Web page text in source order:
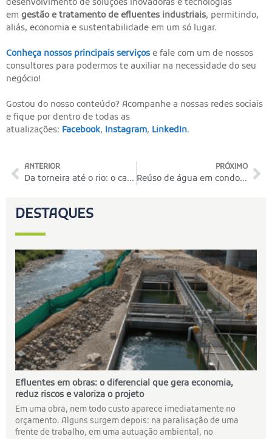
DESTAQUES
Efluentes em obras: o diferencial que gera economia,
reduz riscos e valoriza o projeto
Em uma obra, nem todo custo aparece imediatamente no
orçamento. Alguns surgem depois: na paralisação de uma
frente de trabalho, em uma autuação ambiental, no
desenvolvimento de soluções inovadoras e tecnologias
em gestão e tratamento de efluentes industriais, permitindo,
aliás, economia e sustentabilidade em um só lugar.
Conheça nossos principais serviços e fale com um de nossos
consultores para podermos te auxiliar na necessidade do seu
negócio!
Gostou do nosso conteúdo? Acompanhe a nossas redes sociais
e fique por dentro de todas as
atualizações: Facebook, Instagram, LinkedIn.
ANTERIOR
Da torneira até o rio: o caminho da água utilizada em casa
PRÓXIMO
Reúso de água em condomínios: sustentabilidade e economia de recursos